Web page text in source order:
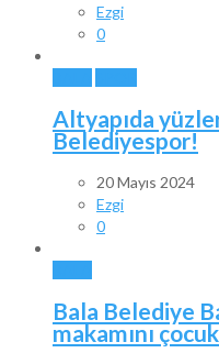
Ezgi
0
Altyapıda
Belediyespor!
20 Mayıs 2024
Ezgi
0
Bala Belediye
makamını